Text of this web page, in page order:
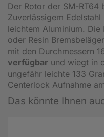
Der Rotor der SM-RT64
Zuverlässigem
leichtem Aluminium.
oder Resin
mit den Durchmessern
verfügbar und wiegt in
ungefähr leichte 133
Centerlock Aufnahme
Das könnte Ihnen